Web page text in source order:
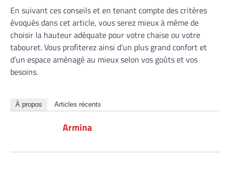
En suivant ces conseils et en tenant compte des critères
évoqués dans cet article, vous serez mieux à même de
choisir la hauteur adéquate pour votre chaise ou votre
tabouret. Vous profiterez ainsi d’un plus grand confort et
d’un espace aménagé au mieux selon vos goûts et vos
besoins.
À propos Articles récents
Armina